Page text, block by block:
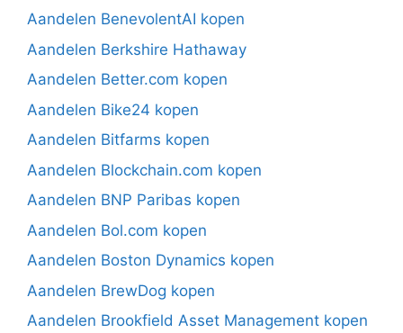
Aandelen BenevolentAI kopen
Aandelen Berkshire Hathaway
Aandelen Better.com kopen
Aandelen Bike24 kopen
Aandelen Bitfarms kopen
Aandelen Blockchain.com kopen
Aandelen BNP Paribas kopen
Aandelen Bol.com kopen
Aandelen Boston Dynamics kopen
Aandelen BrewDog kopen
Aandelen Brookfield Asset Management kopen